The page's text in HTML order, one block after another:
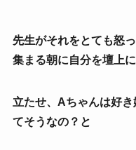
先生がそれをとても怒
集まる朝に自分を壇上に
立たせ、Aちゃんは好
てそうなの？と